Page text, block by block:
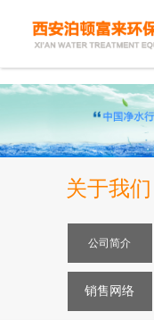
关于我们
公司简介
销售网络